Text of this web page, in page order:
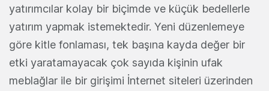
yatırımcılar kolay bir biçimde ve küçük bedellerle
yatırım yapmak istemektedir. Yeni düzenlemeye
göre kitle fonlaması, tek başına kayda değer bir
etki yaratamayacak çok sayıda kişinin ufak
meblağlar ile bir girişimi İnternet siteleri üzerinden